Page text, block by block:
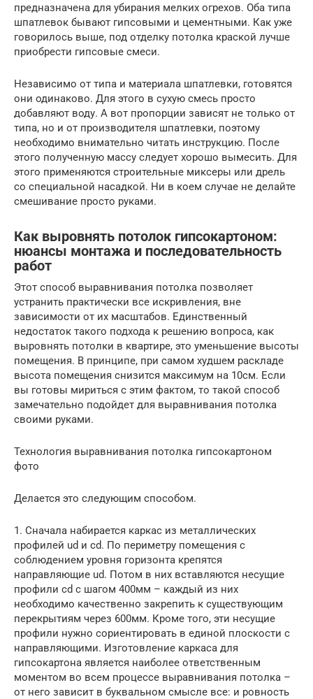
предназначена для убирания мелких огрехов. Оба типа
шпатлевок бывают гипсовыми и цементными. Как уже
говорилось выше, под отделку потолка краской лучше
приобрести гипсовые смеси.
Независимо от типа и материала шпатлевки, готовятся
они одинаково. Для этого в сухую смесь просто
добавляют воду. А вот пропорции зависят не только от
типа, но и от производителя шпатлевки, поэтому
необходимо внимательно читать инструкцию. После
этого полученную массу следует хорошо вымесить. Для
этого применяются строительные миксеры или дрель
со специальной насадкой. Ни в коем случае не делайте
смешивание просто руками.
Как выровнять потолок гипсокартоном:
нюансы монтажа и последовательность
работ
Этот способ выравнивания потолка позволяет
устранить практически все искривления, вне
зависимости от их масштабов. Единственный
недостаток такого подхода к решению вопроса, как
выровнять потолки в квартире, это уменьшение высоты
помещения. В принципе, при самом худшем раскладе
высота помещения снизится максимум на 10см. Если
вы готовы мириться с этим фактом, то такой способ
замечательно подойдет для выравнивания потолка
своими руками.
Технология выравнивания потолка гипсокартоном
фото
Делается это следующим способом.
1. Сначала набирается каркас из металлических
профилей ud и cd. По периметру помещения с
соблюдением уровня горизонта крепятся
направляющие ud. Потом в них вставляются несущие
профили cd с шагом 400мм – каждый из них
необходимо качественно закрепить к существующим
перекрытиям через 600мм. Кроме того, эти несущие
профили нужно сориентировать в единой плоскости с
направляющими. Изготовление каркаса для
гипсокартона является наиболее ответственным
моментом во всем процессе выравнивания потолка –
от него зависит в буквальном смысле все: и ровность